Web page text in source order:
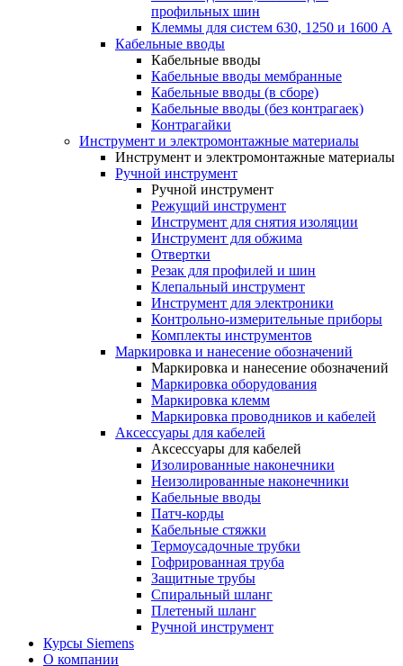
профильных шин
Клеммы для систем 630, 1250 и 1600 А
Кабельные вводы
Кабельные вводы
Кабельные вводы мембранные
Кабельные вводы (в сборе)
Кабельные вводы (без контрагаек)
Контрагайки
Инструмент и электромонтажные материалы
Инструмент и электромонтажные материалы
Ручной инструмент
Ручной инструмент
Режущий инструмент
Инструмент для снятия изоляции
Инструмент для обжима
Отвертки
Резак для профилей и шин
Клепальный инструмент
Инструмент для электроники
Контрольно-измерительные приборы
Комплекты инструментов
Маркировка и нанесение обозначений
Маркировка и нанесение обозначений
Маркировка оборудования
Маркировка клемм
Маркировка проводников и кабелей
Аксессуары для кабелей
Аксессуары для кабелей
Изолированные наконечники
Неизолированные наконечники
Кабельные вводы
Патч-корды
Кабельные стяжки
Термоусадочные трубки
Гофрированная труба
Защитные трубы
Спиральный шланг
Плетеный шланг
Ручной инструмент
Курсы Siemens
О компании